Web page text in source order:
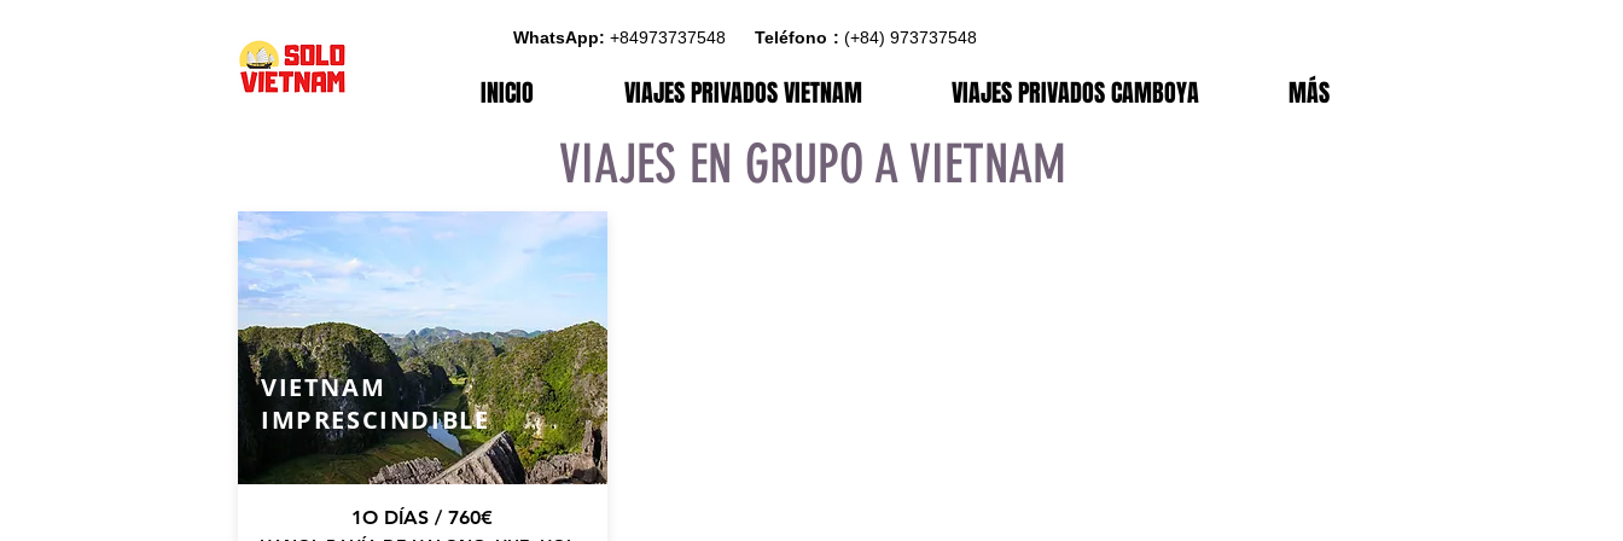
WhatsApp: +84973737548 Teléfono : (+84) 973737548
INICIO VIAJES PRIVADOS VIETNAM VIAJES PRIVADOS CAMBOYA MÁS
VIAJES EN GRUPO A VIETNAM
VIETNAM
IMPRESCINDIBLE
1O DÍAS / 760€